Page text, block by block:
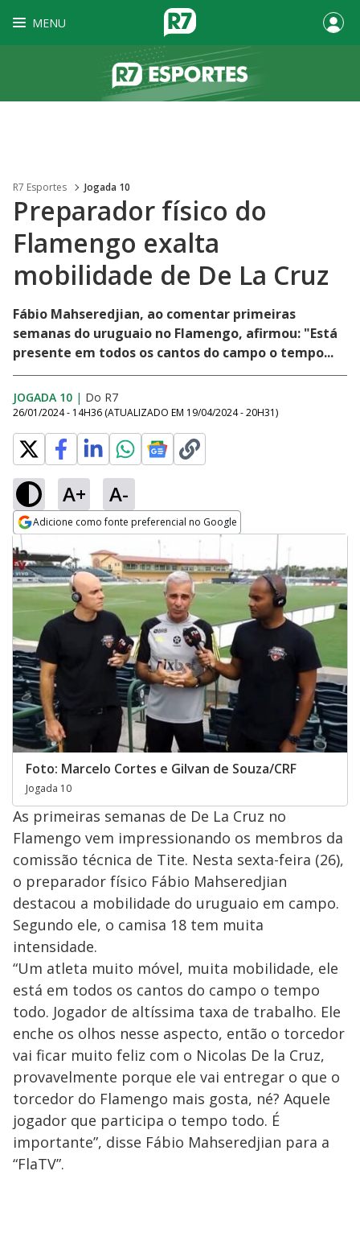
MENU
R7 Esportes Jogada 10
Preparador físico do
Flamengo exalta
mobilidade de De La Cruz
Fábio Mahseredjian, ao comentar primeiras
semanas do uruguaio no Flamengo, afirmou: "Está
presente em todos os cantos do campo o tempo...
JOGADA 10 | Do R7
26/01/2024 - 14H36 (ATUALIZADO EM 19/04/2024 - 20H31)
A+ A-
Adicione como fonte preferencial no Google
Opens in new window
Foto: Marcelo Cortes e Gilvan de Souza/CRF
Jogada 10
As primeiras semanas de De La Cruz no
Flamengo vem impressionando os membros da
comissão técnica de Tite. Nesta sexta-feira (26),
o preparador físico Fábio Mahseredjian
destacou a mobilidade do uruguaio em campo.
Segundo ele, o camisa 18 tem muita
intensidade.
“Um atleta muito móvel, muita mobilidade, ele
está em todos os cantos do campo o tempo
todo. Jogador de altíssima taxa de trabalho. Ele
enche os olhos nesse aspecto, então o torcedor
vai ficar muito feliz com o Nicolas De la Cruz,
provavelmente porque ele vai entregar o que o
torcedor do Flamengo mais gosta, né? Aquele
jogador que participa o tempo todo. É
importante”, disse Fábio Mahseredjian para a
“FlaTV”.